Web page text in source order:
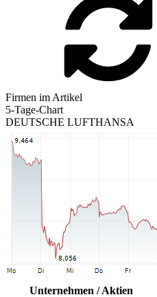
Firmen im Artikel
5-Tage-Chart
DEUTSCHE LUFTHANSA
Unternehmen / Aktien